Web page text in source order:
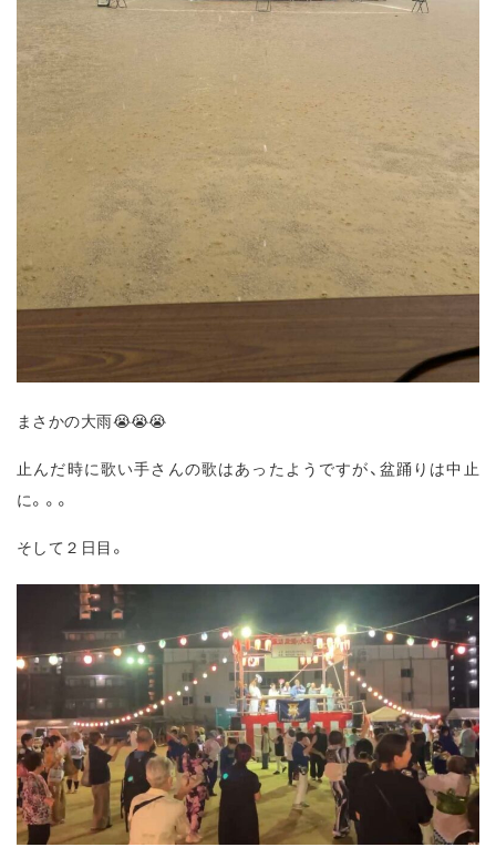
まさかの大雨😭😭😭
止んだ時に歌い手さんの歌はあったようですが、盆踊りは中止
に。。。
そして２日目。